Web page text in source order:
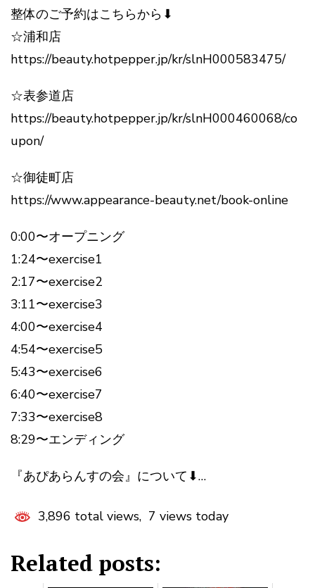
整体のご予約はこちらから⬇︎
☆浦和店
https://beauty.hotpepper.jp/kr/slnH000583475/
☆表参道店
https://beauty.hotpepper.jp/kr/slnH000460068/co
upon/
☆御徒町店
https://www.appearance-beauty.net/book-online
0:00〜オープニング
1:24〜exercise1
2:17〜exercise2
3:11〜exercise3
4:00〜exercise4
4:54〜exercise5
5:43〜exercise6
6:40〜exercise7
7:33〜exercise8
8:29〜エンディング
『あぴあらんすの会』について⬇…
3,896 total views, 7 views today
Related posts: